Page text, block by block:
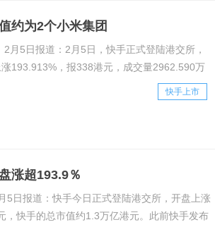
约为2个小米集团
月5日报道：2月5日，快手正式登陆港交所，
193.913%，报338港元，成交量2962.590万
总市值1.39万亿港元，暂位列港股第八位。在
快手上市
涨超193.9％
5日报道：快手今日正式登陆港交所，开盘上涨
，快手的总市值约1.3万亿港元。此前快手发布